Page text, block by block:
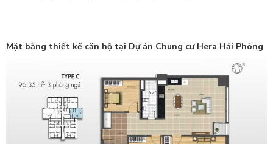
Mặt bằng thiết kế căn hộ tại Dự án Chung cư Hera Hải Phòng